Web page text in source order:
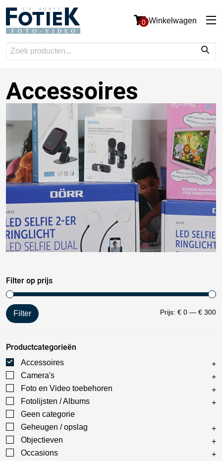
0 Winkelwagen
Accessoires
Filter op prijs
Filter Prijs: € 0 — € 300
Productcategorieën
Accessoires
Camera's
Foto en Video toebehoren
Fotolijsten / Albums
Geen categorie
Geheugen / opslag
Objectieven
Occasions